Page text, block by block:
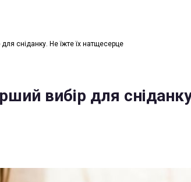
для сніданку. Не їжте їх натщесерце
вибір для